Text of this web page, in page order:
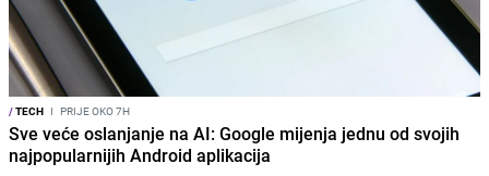
/TECH I PRIJE OKO 7H
Sve veće oslanjanje na AI: Google mijenja jednu od svojih
najpopularnijih Android aplikacija